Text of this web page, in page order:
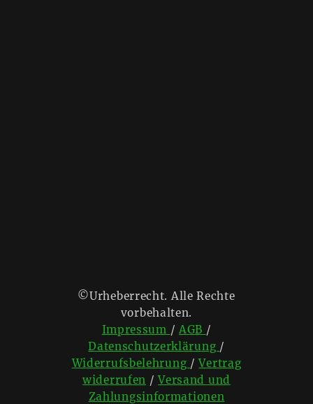
©Urheberrecht. Alle Rechte
vorbehalten.
Impressum / AGB /
Datenschutzerklärung /
Widerrufsbelehrung /Vertrag
widerrufen /Versand und
Zahlungsinformationen